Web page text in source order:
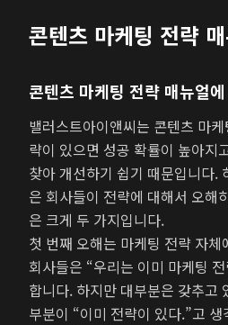
콘텐츠 마케팅 전략
콘텐츠 마케팅 전략 매뉴얼
밸러스트아이앤씨는 콘텐츠 마
략이 있으면 성공 확률이 높아지
찾아 개선하기 쉽기 때문입니다.
은 회사들이 전략에 대해서 오해
은 크게 두 가지입니다.
첫 번째 오해는 마케팅 전략 자
회사들은 “우리는 이미 마케팅
합니다. 하지만 대부분은 갖추고
부분이 “이미 전략이 있다.”고